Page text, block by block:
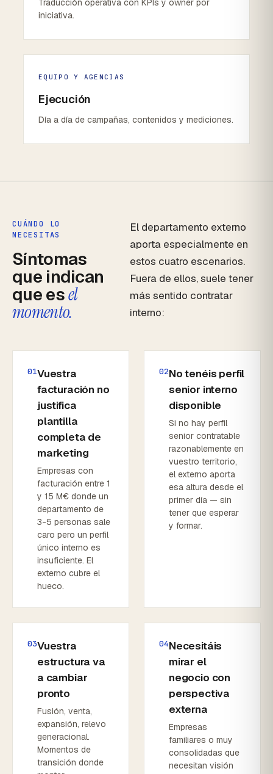
Traducción operativa con KPIs y owner por
iniciativa.
EQUIPO Y AGENCIAS
Ejecución
Día a día de campañas, contenidos y mediciones.
CUÁNDO LO
NECESITAS
Síntomas
que indican
que esel
momento.
El departamento externo
aporta especialmente en
estos cuatro escenarios.
Fuera de ellos, suele tener
más sentido contratar
interno:
01Vuestra
facturación no
justifica
plantilla
completa de
marketing
Empresas con
facturación entre 1
y 15 M€ donde un
departamento de
3-5 personas sale
caro pero un perfil
único interno es
insuficiente. El
externo cubre el
hueco.
02No tenéis perfil
senior interno
disponible
Si no hay perfil
senior contratable
razonablemente en
vuestro territorio,
el externo aporta
esa altura desde el
primer día — sin
tener que esperar
y formar.
03Vuestra
estructura va
a cambiar
pronto
Fusión, venta,
expansión, relevo
generacional.
Momentos de
transición donde
04Necesitáis
mirar el
negocio con
perspectiva
externa
Empresas
familiares o muy
consolidadas que
necesitan visión